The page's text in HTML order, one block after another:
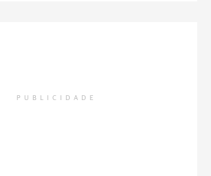
PUBLICIDADE